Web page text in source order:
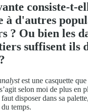
consiste-t-
à d'autres
? Ou bien les
suffisent ils
est une casquette
selon moi de plus en
disposer dans sa
temps.